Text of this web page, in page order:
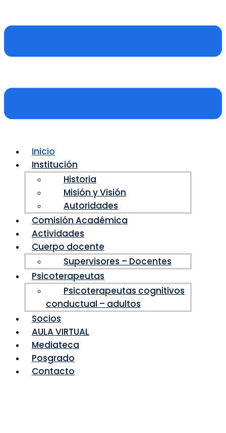
Inicio
Institución
Historia
Misión y Visión
Autoridades
Comisión Académica
Actividades
Cuerpo docente
Supervisores – Docentes
Psicoterapeutas
Psicoterapeutas cognitivos
conductual – adultos
Socios
AULA VIRTUAL
Mediateca
Posgrado
Contacto